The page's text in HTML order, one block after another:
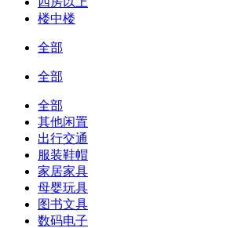
楼中楼
全部
全部
全部
其他闲置
出行交通
服装鞋帽
家居家具
母婴玩具
图书文具
数码电子